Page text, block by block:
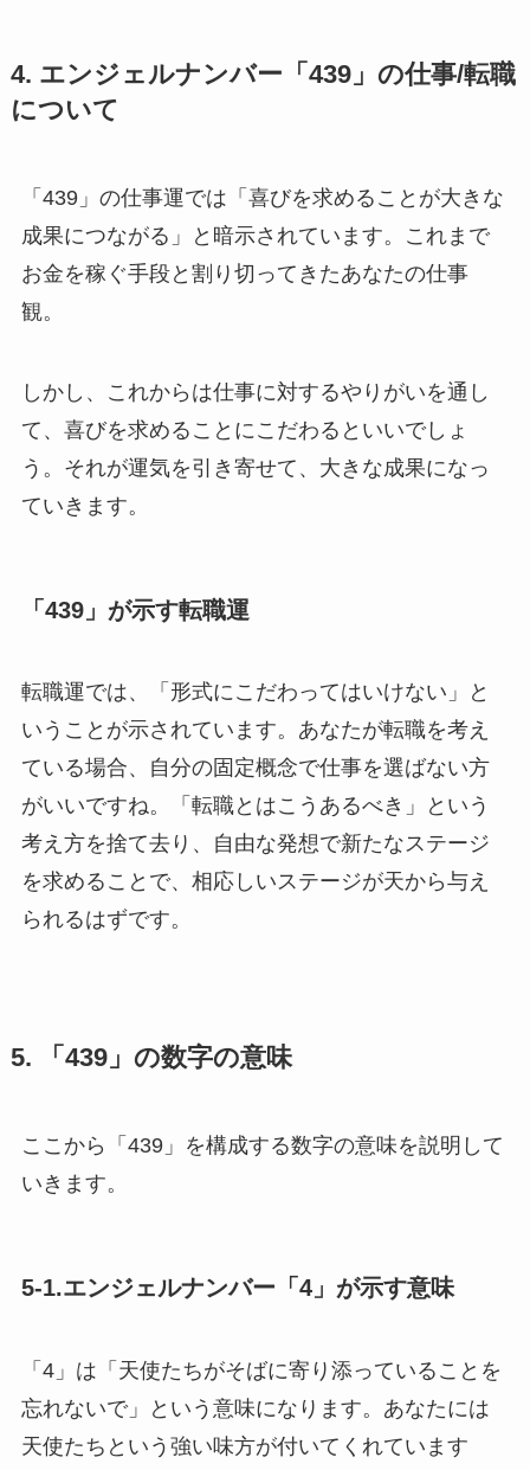
4. エンジェルナンバー「439」の仕事/転職
について
「439」の仕事運では「喜びを求めることが大きな
成果につながる」と暗示されています。これまで
お金を稼ぐ手段と割り切ってきたあなたの仕事
観。
しかし、これからは仕事に対するやりがいを通し
て、喜びを求めることにこだわるといいでしょ
う。それが運気を引き寄せて、大きな成果になっ
ていきます。
「439」が示す転職運
転職運では、「形式にこだわってはいけない」と
いうことが示されています。あなたが転職を考え
ている場合、自分の固定概念で仕事を選ばない方
がいいですね。「転職とはこうあるべき」という
考え方を捨て去り、自由な発想で新たなステージ
を求めることで、相応しいステージが天から与え
られるはずです。
5. 「439」の数字の意味
ここから「439」を構成する数字の意味を説明して
いきます。
5-1.エンジェルナンバー「4」が示す意味
「4」は「天使たちがそばに寄り添っていることを
忘れないで」という意味になります。あなたには
天使たちという強い味方が付いてくれています